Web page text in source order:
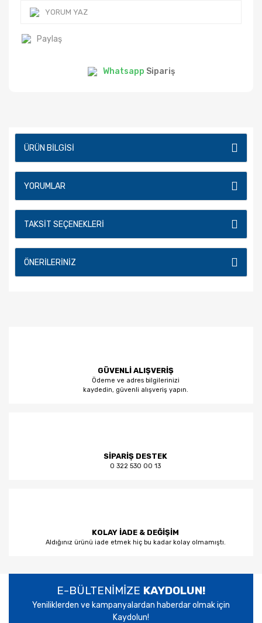
YORUM YAZ
Paylaş
Whatsapp Sipariş
ÜRÜN BILGISI
YORUMLAR
TAKSIT SEÇENEKLERI
ÖNERILERINIZ
GÜVENLİ ALIŞVERİŞ
Ödeme ve adres bilgilerinizi
kaydedin, güvenli alışveriş yapın.
SİPARİŞ DESTEK
0 322 530 00 13
KOLAY İADE & DEĞİŞİM
Aldığınız ürünü iade etmek hiç bu kadar kolay olmamıştı.
E-BÜLTENİMİZE KAYDOLUN!
Yeniliklerden ve kampanyalardan haberdar olmak için
Kaydolun!